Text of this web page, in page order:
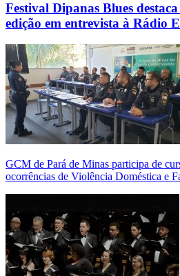
Festival Dipanas Blues
edição em entrevista à Rádio
GCM de Pará de Minas participa de
ocorrências de Violência Doméstica e